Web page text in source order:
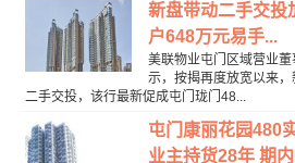
新盘带动二手交投
户648万元易手...
美联物业屯门区域营业
示，按揭再度放宽以来
二手交投，该行最新促成屯门珑门48...
屯门康丽花园480
业主持货28年 期